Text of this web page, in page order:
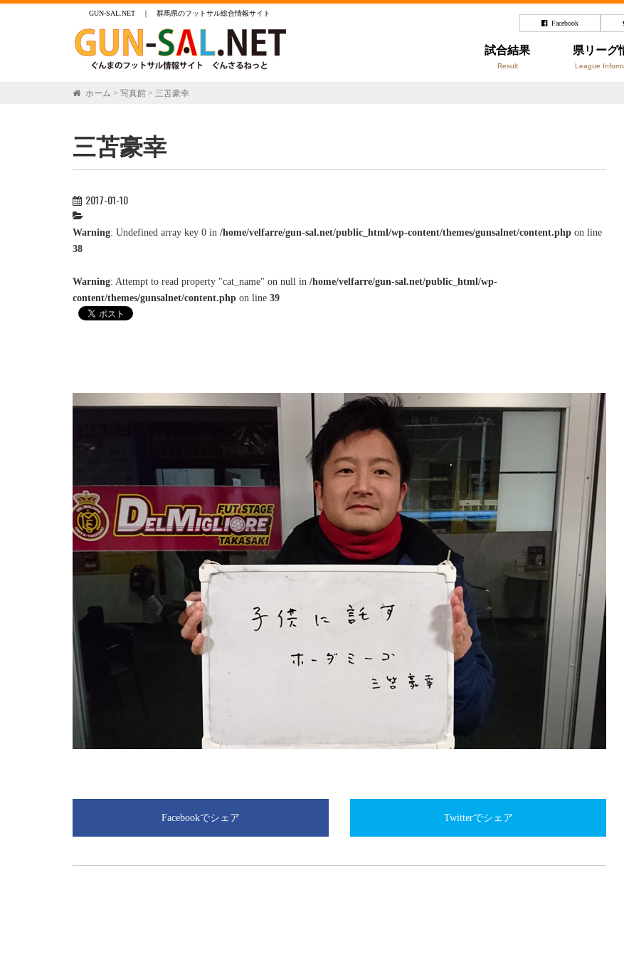
GUN-SAL.NET ｜ 群馬県のフットサル総合情報サイト
Facebook
試合結果
Result
県リーグ
League
ホーム > 写真館 > 三苫豪幸
三苫豪幸
2017-01-10
Warning: Undefined array key 0 in /home/velfarre/gun-sal.net/public_html/wp-content/themes/gunsalnet/content.php on line
38
Warning: Attempt to read property "cat_name" on null in /home/velfarre/gun-sal.net/public_html/wp-
content/themes/gunsalnet/content.php on line 39
Facebookでシェア Twitterでシェア